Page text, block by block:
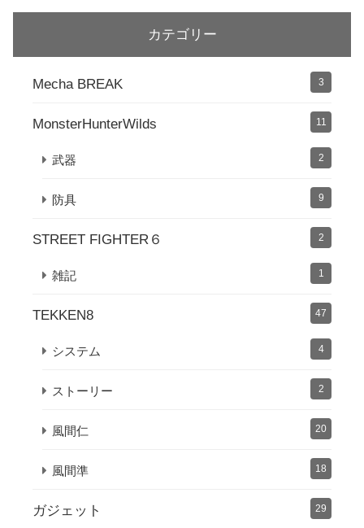
カテゴリー
Mecha BREAK 3
MonsterHunterWilds 11
武器 2
防具 9
STREET FIGHTER６ 2
雑記 1
TEKKEN8 47
システム 4
ストーリー 2
風間仁 20
風間準 18
ガジェット 29